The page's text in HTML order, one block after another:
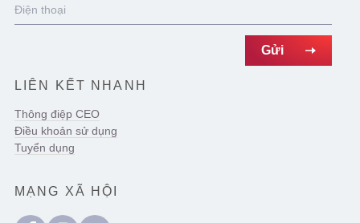
LIÊN KẾT NHANH
Thông điệp CEO
Điều khoản sử dụng
Tuyển dụng
MẠNG XÃ HỘI